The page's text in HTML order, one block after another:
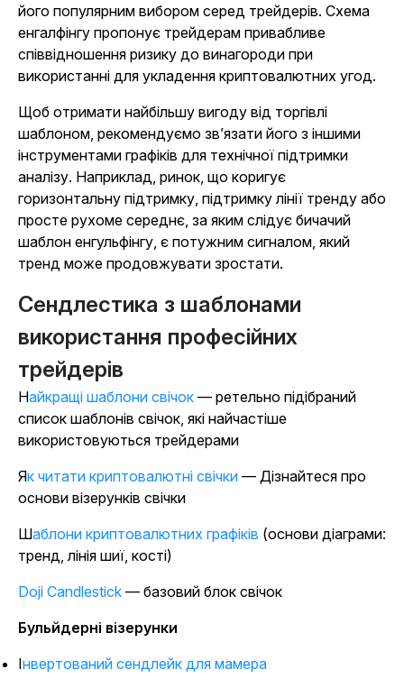
його популярним вибором серед трейдерів. Схема
енгалфінгу пропонує трейдерам привабливе
співвідношення ризику до винагороди при
використанні для укладення криптовалютних угод.
Щоб отримати найбільшу вигоду від торгівлі
шаблоном, рекомендуємо зв’язати його з іншими
інструментами графіків для технічної підтримки
аналізу. Наприклад, ринок, що коригує
горизонтальну підтримку, підтримку лінії тренду або
просте рухоме середнє, за яким слідує бичачий
шаблон енгульфінгу, є потужним сигналом, який
тренд може продовжувати зростати.
Сендлестика з шаблонами
використання професійних
трейдерів
Найкращі шаблони свічок — ретельно підібраний
список шаблонів свічок, які найчастіше
використовуються трейдерами
Як читати криптовалютні свічки — Дізнайтеся про
основи візерунків свічки
Шаблони криптовалютних графіків (основи діаграми:
тренд, лінія шиї, кості)
Doji Candlestick — базовий блок свічок
Бульйдерні візерунки
Інвертований сендлейк для мамера